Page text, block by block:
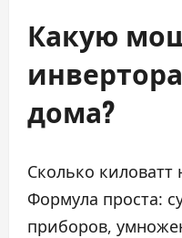
Какую
дома?
Сколько
Формула проста:
приборов,